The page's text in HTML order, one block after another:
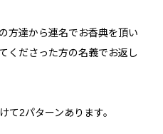
方達から連名でお香典を頂い
くださった方の名義でお返し
て2パターンあります。